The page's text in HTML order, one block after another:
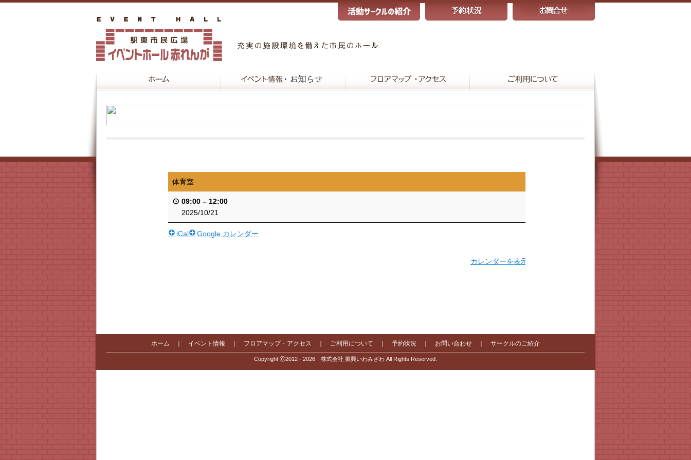
体育室
09:00 – 12:00
2025/10/21
iCal Google カレンダー
カレンダーを表示
ホーム イベント情報 フロアマップ・アクセス ご利用について 予約状況 お問い合わせ サークルのご紹介
Copyright Ⓒ2012 - 2026 株式会社 振興いわみざわ All Rights Reserved.